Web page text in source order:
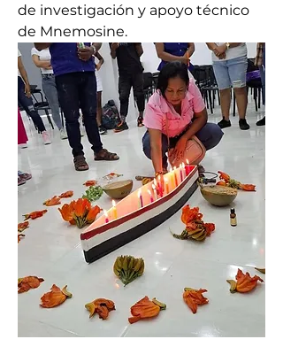
de investigación y apoyo técnico
de Mnemosine.